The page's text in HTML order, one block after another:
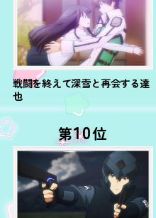
戦闘を終えて深雪と再会する達
也
第10位